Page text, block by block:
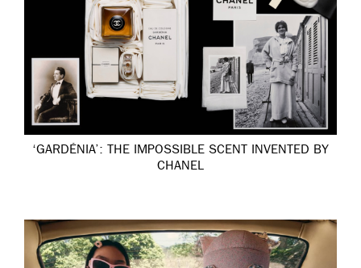
‘GARDÉNIA’: THE IMPOSSIBLE SCENT INVENTED BY
CHANEL